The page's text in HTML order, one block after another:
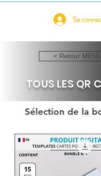
Se
< Retour MENU
TOUS LES QR
Sélection de la